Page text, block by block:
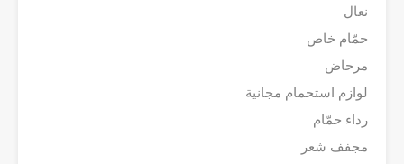
نعال
حمّام خاص
مرحاض
لوازم استحمام مجانية
رداء حمّام
مجفف شعر